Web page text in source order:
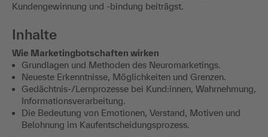
Kundengewinnung und -bindung beiträgst.
Inhalte
Wie Marketingbotschaften wirken
Grundlagen und Methoden des Neuromarketings.
Neueste Erkenntnisse, Möglichkeiten und Grenzen.
Gedächtnis-/Lernprozesse bei Kund:innen, Wahrnehmung,
Informationsverarbeitung.
Die Bedeutung von Emotionen, Verstand, Motiven und
Belohnung im Kaufentscheidungsprozess.